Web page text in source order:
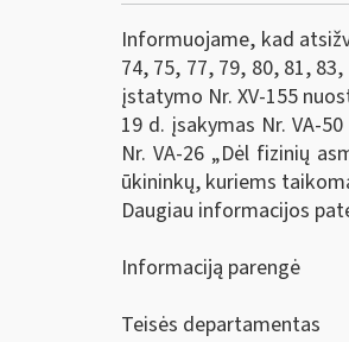
Informuojame, kad
74, 75, 77, 79, 80, 81,
įstatymo Nr. XV-155
19 d. įsakymas Nr. VA-
Nr. VA-26 „Dėl fizinių
ūkininkų, kuriems
Daugiau informacijos
Informaciją parengė
Teisės departamentas